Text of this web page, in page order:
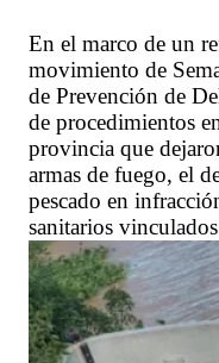
En el marco de un
movimiento de
de Prevención de
de procedimientos
provincia que
armas de fuego, el
pescado en
sanitarios